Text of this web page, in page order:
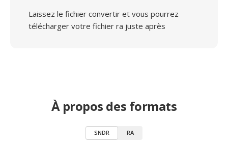
Laissez le fichier convertir et vous pourrez
télécharger votre fichier ra juste après
À propos des formats
SNDR RA